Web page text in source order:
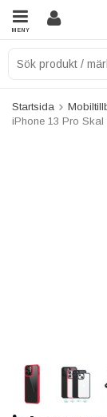
MENY
Startsida
iPhone 13 Pro